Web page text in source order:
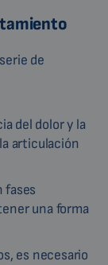
de
del dolor y la
articulación
fases
una forma
es necesario